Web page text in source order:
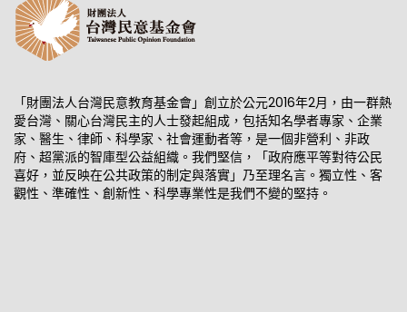
「財團法人台灣民意教育基金會」創立於公元2016年2月，由一群熱
愛台灣、關心台灣民主的人士發起組成，包括知名學者專家、企業
家、醫生、律師、科學家、社會運動者等，是一個非營利、非政
府、超黨派的智庫型公益組織。我們堅信，「政府應平等對待公民
喜好，並反映在公共政策的制定與落實」乃至理名言。獨立性、客
觀性、準確性、創新性、科學專業性是我們不變的堅持。